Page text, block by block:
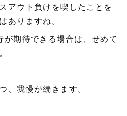
アウト負けを喫したことを
ありますね。
期待できる場合は、せめて
、我慢が続きます。